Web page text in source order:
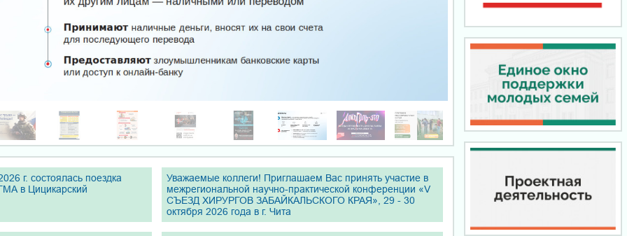
г. состоялась поездка
в Цицикарский
Уважаемые коллеги! Приглашаем Вас принять участие в
межрегиональной научно-практической конференции «V
СЪЕЗД ХИРУРГОВ ЗАБАЙКАЛЬСКОГО КРАЯ», 29 - 30
октября 2026 года в г. Чита